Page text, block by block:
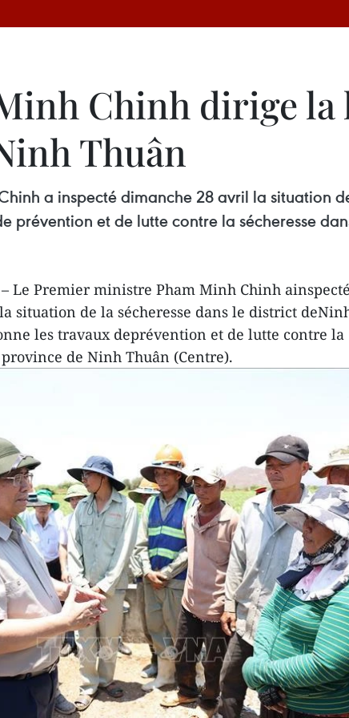
Chinh dirige
Thuân
a inspecté dimanche 28 avril la situation
prévention et de lutte contre la sécheresse
Le Premier ministre Pham Minh Chinh ainspecté
situation de la sécheresse dans le district
les travaux deprévention et de lutte contre la
de Ninh Thuân (Centre).